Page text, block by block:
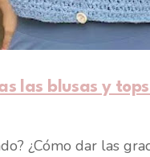
las blusas y
¿Cómo dar las